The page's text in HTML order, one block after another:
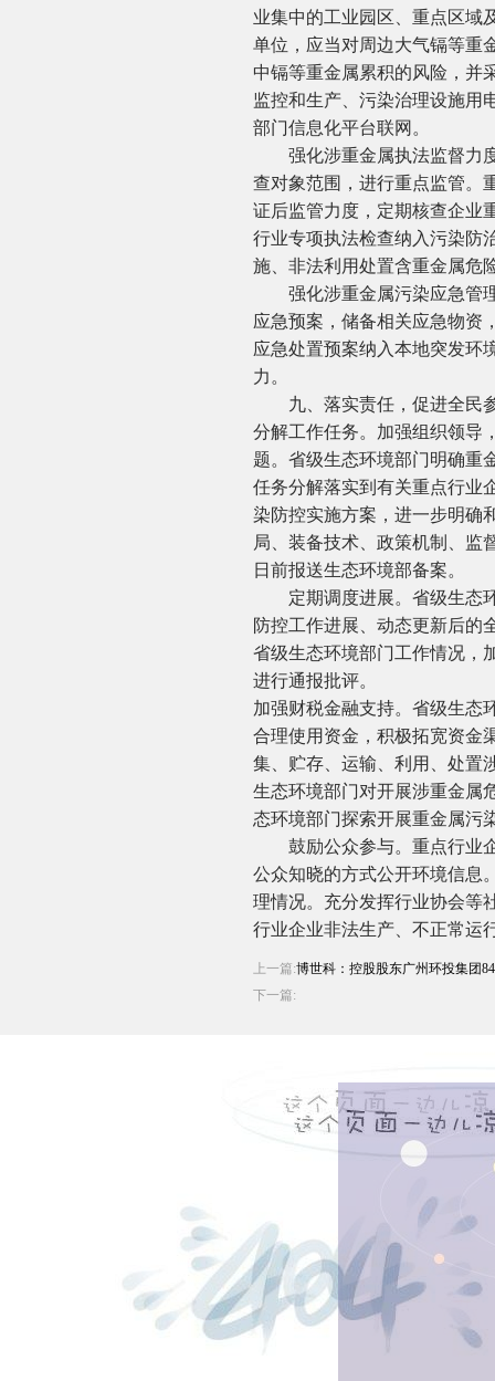
业集中的工业园区、重点区域
单位，应当对周边大气镉等重
中镉等重金属累积的风险，并
监控和生产、污染治理设施用
部门信息化平台联网。
强化涉重金属执法监督力度
查对象范围，进行重点监管。
证后监管力度，定期核查企业
行业专项执法检查纳入污染防
施、非法利用处置含重金属危
强化涉重金属污染应急管理
应急预案，储备相关应急物资
应急处置预案纳入本地突发环
力。
九、落实责任，促进全民
分解工作任务。加强组织领导
题。省级生态环境部门明确重
任务分解落实到有关重点行业
染防控实施方案，进一步明确
局、装备技术、政策机制、监
日前报送生态环境部备案。
定期调度进展。省级生态环
防控工作进展、动态更新后的
省级生态环境部门工作情况，
进行通报批评。
加强财税金融支持。省级生态
合理使用资金，积极拓宽资金
集、贮存、运输、利用、处置
生态环境部门对开展涉重金属
态环境部门探索开展重金属污
鼓励公众参与。重点行业企
公众知晓的方式公开环境信息
理情况。充分发挥行业协会等
行业企业非法生产、不正常运
上一篇:博世科：控股股东广州环投集团
下一篇: